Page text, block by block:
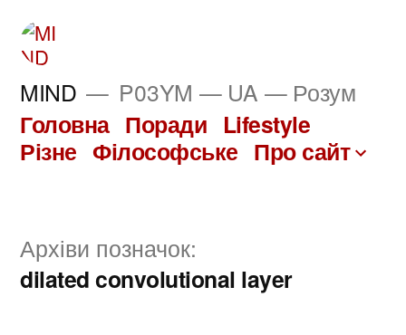
Перейти
вмісту
MIND P03YM — UA — Розум
Головна Поради Lifestyle
Різне Філософське Про сайт
Архіви позначок:
dilated convolutional layer